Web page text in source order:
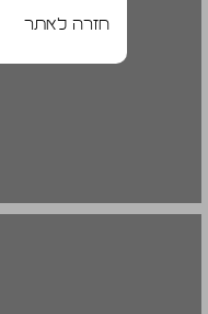
חזרה לאתר